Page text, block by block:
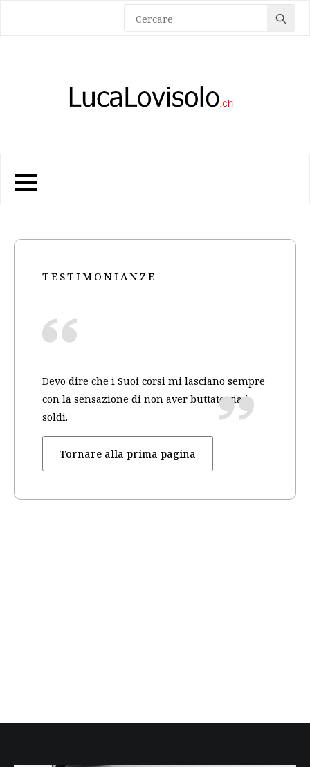
for:
TESTIMONIANZE
Devo dire che i Suoi corsi mi lasciano sempre
con la sensazione di non aver buttato via i
soldi.
Tornare alla prima pagina